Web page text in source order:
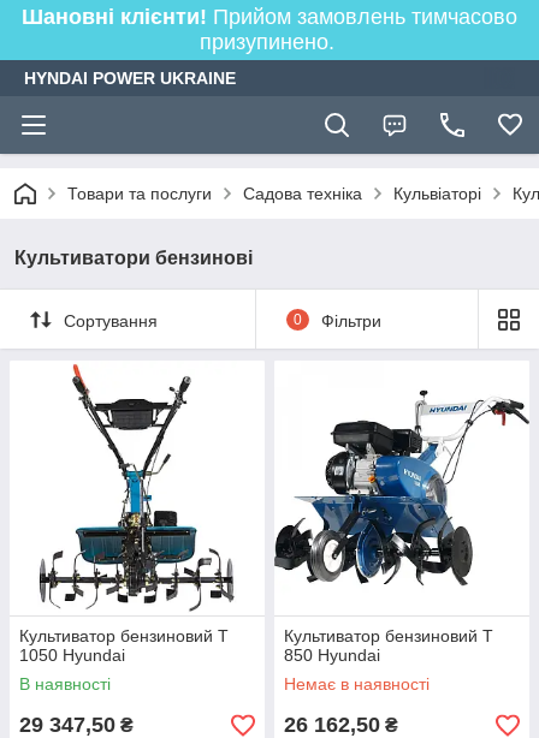
Шановні клієнти! Прийом замовлень тимчасово
призупинено.
HYNDAI POWER UKRAINE
Товари та послуги Садова техніка Кульвіаторі
Культиватори бензинові
Сортування 0 Фільтри
Культиватор бензиновий T
1050 Hyundai
В наявності
29 347,50 ₴
Культиватор бензиновий T
850 Hyundai
Немає в наявності
26 162,50 ₴